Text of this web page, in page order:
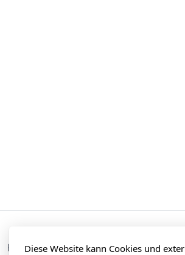
Hauptmenü
Diese Website kann Cookies und